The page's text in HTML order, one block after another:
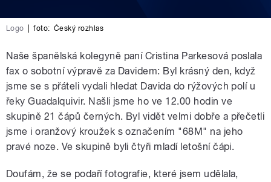
Logo foto: Český rozhlas
Naše španělská kolegyně paní Cristina Parkesová poslala
fax o sobotní výpravě za Davidem: Byl krásný den, když
jsme se s přáteli vydali hledat Davida do rýžových polí u
řeky Guadalquivir. Našli jsme ho ve 12.00 hodin ve
skupině 21 čápů černých. Byl vidět velmi dobře a přečetli
jsme i oranžový kroužek s označením "68M" na jeho
pravé noze. Ve skupině byli čtyři mladí letošní čápi.
Doufám, že se podaří fotografie, které jsem udělala,